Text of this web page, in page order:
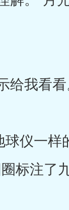
我看看
仪一样
标注了